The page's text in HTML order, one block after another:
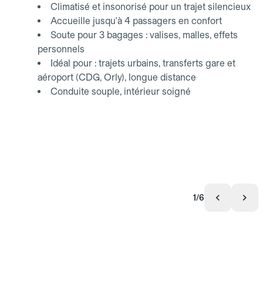
Climatisé et insonorisé pour un trajet silencieux
Accueille jusqu'à 4 passagers en confort
Soute pour 3 bagages : valises, malles, effets
personnels
Idéal pour : trajets urbains, transferts gare et
aéroport (CDG, Orly), longue distance
Conduite souple, intérieur soigné
1/6